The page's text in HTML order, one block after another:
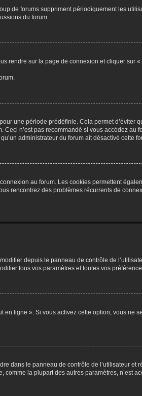
de forums suppriment périodiquement les
du forum.
rendre sur la page de connexion et cliquer sur «
une période prédéfinie. Cela permet d’éviter
n’est pas recommandé si vous accédez au
administrateur du forum ait désactivé cette
au forum. Les cookies permettent
rencontrez des problèmes récurrents de
depuis le panneau de contrôle de
tous vos paramètres et toutes vos
en ligne ». Si vous activez cette option, vous ne
dans le panneau de contrôle de l’utilisateur et
la plupart des autres paramètres, n’est